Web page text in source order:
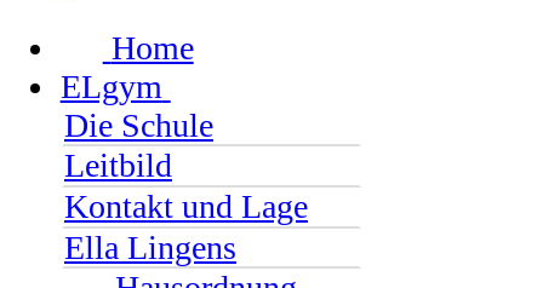
Home
ELgym
Die Schule
Leitbild
Kontakt und Lage
Ella Lingens